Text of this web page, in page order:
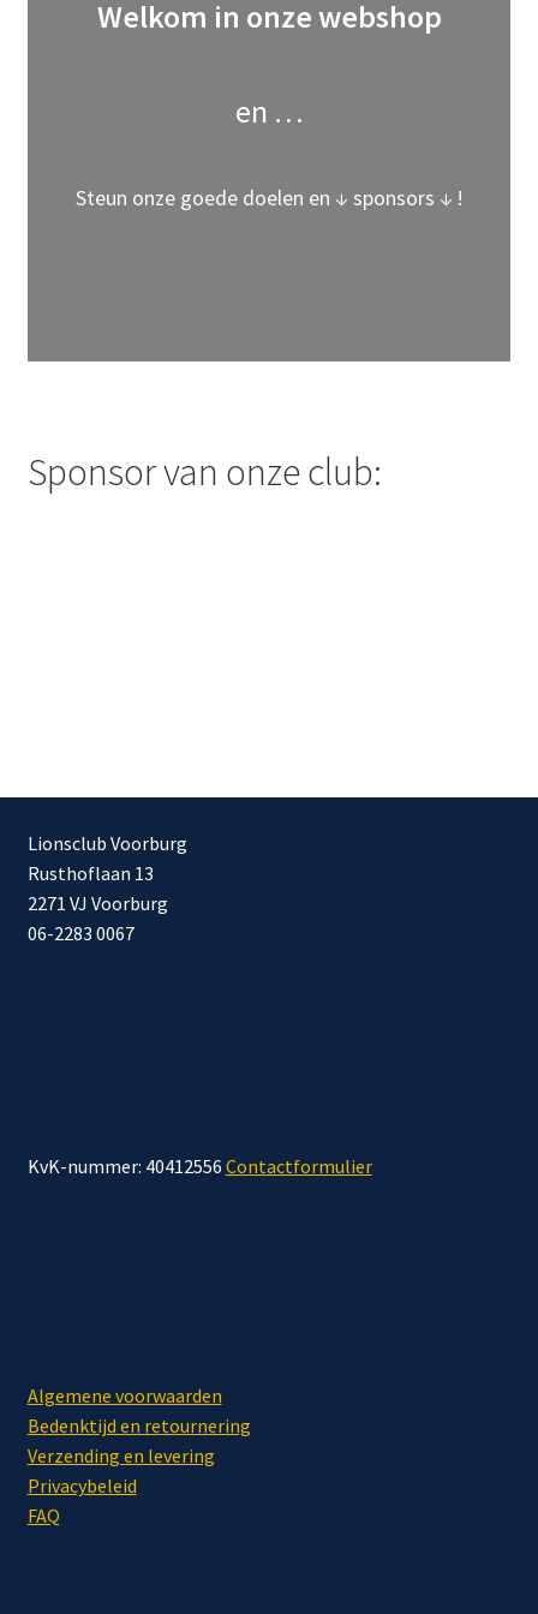
Welkom in onze webshop
en …
Steun onze goede doelen en ↓ sponsors ↓ !
Sponsor van onze club:
Lionsclub Voorburg
Rusthoflaan 13
2271 VJ Voorburg
06-2283 0067
KvK-nummer: 40412556 Contactformulier
Algemene voorwaarden
Bedenktijd en retournering
Verzending en levering
Privacybeleid
FAQ